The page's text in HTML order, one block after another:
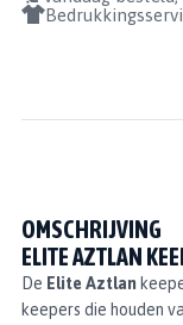
OMSCHRIJVING
ELITE AZTLAN
De Elite Aztlan
keepers die houden